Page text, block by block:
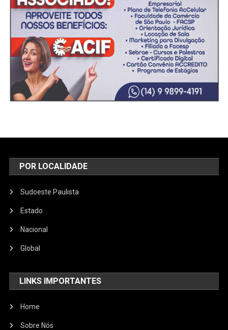
POR LOCALIDADE
Sudoeste Paulista
Estado
Nacional
Global
LINKS IMPORTANTES
Home
Sobre Nós